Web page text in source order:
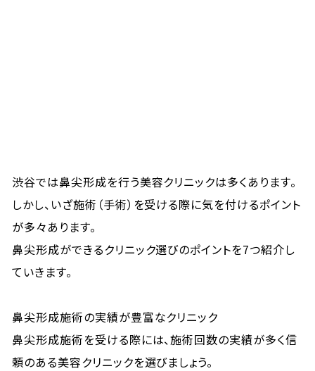
渋谷では鼻尖形成を行う美容クリニックは多くあります。
しかし、いざ施術（手術）を受ける際に気を付けるポイント
が多々あります。
鼻尖形成ができるクリニック選びのポイントを7つ紹介し
ていきます。
鼻尖形成施術の実績が豊富なクリニック
鼻尖形成施術を受ける際には、施術回数の実績が多く信
頼のある美容クリニックを選びましょう。